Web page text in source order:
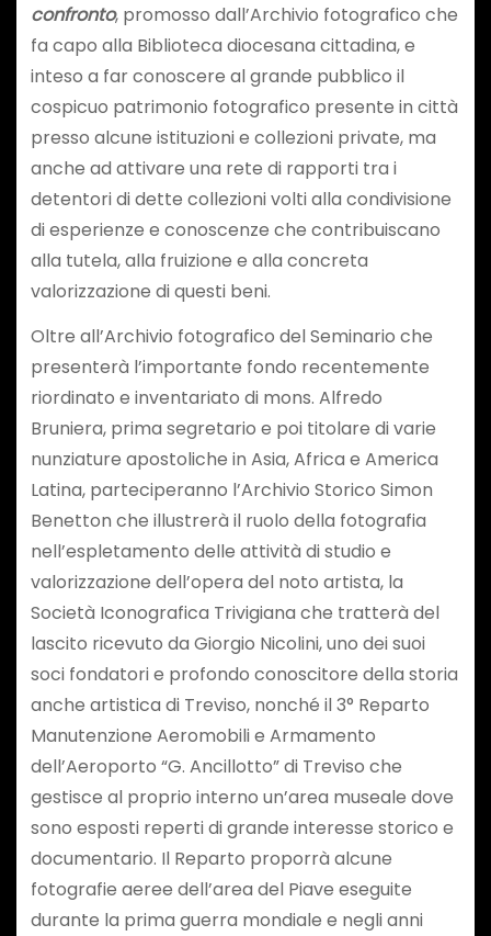
confronto, promosso dall’Archivio fotografico che
fa capo alla Biblioteca diocesana cittadina, e
inteso a far conoscere al grande pubblico il
cospicuo patrimonio fotografico presente in città
presso alcune istituzioni e collezioni private, ma
anche ad attivare una rete di rapporti tra i
detentori di dette collezioni volti alla condivisione
di esperienze e conoscenze che contribuiscano
alla tutela, alla fruizione e alla concreta
valorizzazione di questi beni.
Oltre all’Archivio fotografico del Seminario che
presenterà l’importante fondo recentemente
riordinato e inventariato di mons. Alfredo
Bruniera, prima segretario e poi titolare di varie
nunziature apostoliche in Asia, Africa e America
Latina, parteciperanno l’Archivio Storico Simon
Benetton che illustrerà il ruolo della fotografia
nell’espletamento delle attività di studio e
valorizzazione dell’opera del noto artista, la
Società Iconografica Trivigiana che tratterà del
lascito ricevuto da Giorgio Nicolini, uno dei suoi
soci fondatori e profondo conoscitore della storia
anche artistica di Treviso, nonché il 3° Reparto
Manutenzione Aeromobili e Armamento
dell’Aeroporto “G. Ancillotto” di Treviso che
gestisce al proprio interno un’area museale dove
sono esposti reperti di grande interesse storico e
documentario. Il Reparto proporrà alcune
fotografie aeree dell’area del Piave eseguite
durante la prima guerra mondiale e negli anni